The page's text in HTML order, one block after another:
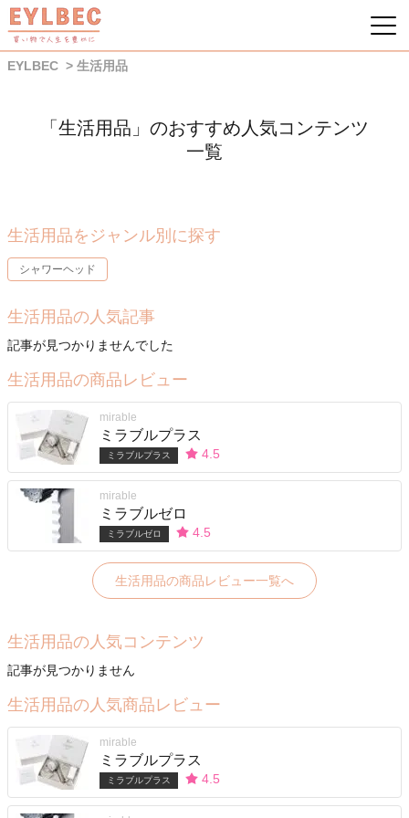
EYLBEC 生活用品
「生活用品」のおすすめ人気コンテンツ
一覧
生活用品をジャンル別に探す
シャワーヘッド
生活用品の人気記事
記事が見つかりませんでした
生活用品の商品レビュー
mirable
ミラブルプラス
ミラブルプラス 4.5
mirable
ミラブルゼロ
ミラブルゼロ 4.5
生活用品の商品レビュー一覧へ
生活用品の人気コンテンツ
記事が見つかりません
生活用品の人気商品レビュー
mirable
ミラブルプラス
ミラブルプラス 4.5